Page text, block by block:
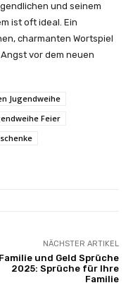
und seinem
ist oft ideal. Ein
charmanten Wortspiel
vor dem neuen
Jugendweihe
Feier
NÄCHSTER ARTIKEL
Familie und Geld Sprüche
2025: Sprüche für Ihre
Familie